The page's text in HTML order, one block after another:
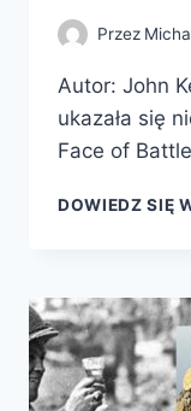
Przez
Autor: John
ukazała się
Face of
DOWIEDZ SIĘ